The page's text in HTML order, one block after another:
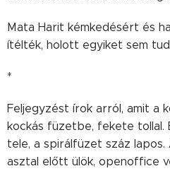
Mata Harit kémkedésért és
ítélték, holott egyiket sem
*
Feljegyzést írok arról, amit a
kockás füzetbe, fekete tollal.
tele, a spirálfüzet száz
asztal előtt ülök, openoffice